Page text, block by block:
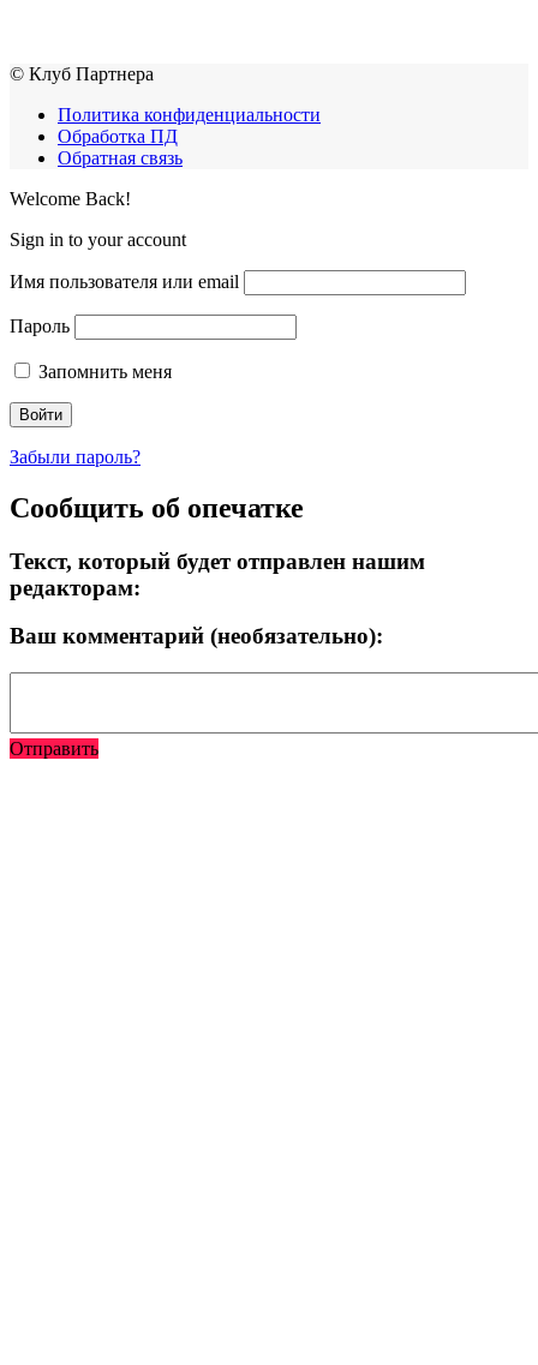
© Клуб Партнера
Политика конфиденциальности
Обработка ПД
Обратная связь
Welcome Back!
Sign in to your account
Имя пользователя или email
Пароль
Запомнить меня
Забыли пароль?
Сообщить об опечатке
Текст, который будет отправлен нашим
редакторам:
Ваш комментарий (необязательно):
Отправить